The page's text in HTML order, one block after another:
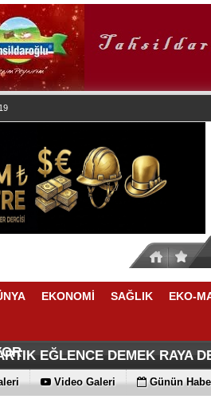
EKONOMİ SAĞLIK EKO-
İSTİKRARLI BÜYÜME
CANSU DURKUN'DAN
EĞLENCE DEMEK RAYA
OYAK ÇİMENTO FARKI
YÖNÜYLE MAXİMUM
KEZ BULUTLARIN
STRATEJİSİ
O 500
Video Galeri Günün